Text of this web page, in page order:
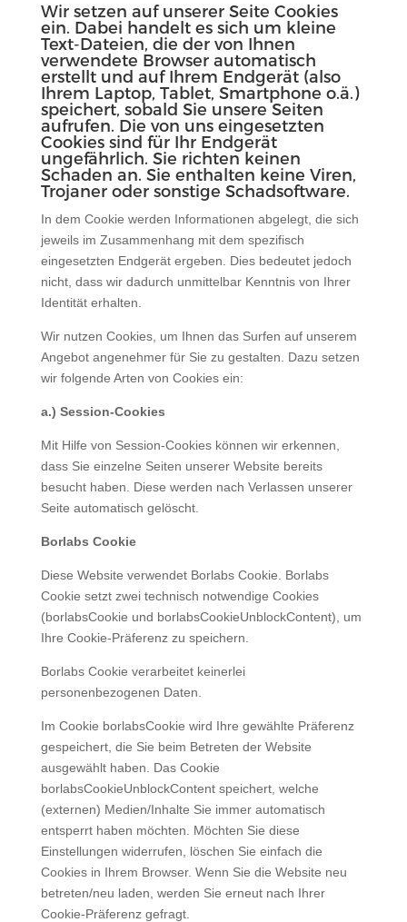
Wir setzen auf unserer Seite Cookies
ein. Dabei handelt es sich um kleine
Text-Dateien, die der von Ihnen
verwendete Browser automatisch
erstellt und auf Ihrem Endgerät (also
Ihrem Laptop, Tablet, Smartphone o.ä.)
speichert, sobald Sie unsere Seiten
aufrufen. Die von uns eingesetzten
Cookies sind für Ihr Endgerät
ungefährlich. Sie richten keinen
Schaden an. Sie enthalten keine Viren,
Trojaner oder sonstige Schadsoftware.
In dem Cookie werden Informationen abgelegt, die sich
jeweils im Zusammenhang mit dem spezifisch
eingesetzten Endgerät ergeben. Dies bedeutet jedoch
nicht, dass wir dadurch unmittelbar Kenntnis von Ihrer
Identität erhalten.
Wir nutzen Cookies, um Ihnen das Surfen auf unserem
Angebot angenehmer für Sie zu gestalten. Dazu setzen
wir folgende Arten von Cookies ein:
a.) Session-Cookies
Mit Hilfe von Session-Cookies können wir erkennen,
dass Sie einzelne Seiten unserer Website bereits
besucht haben. Diese werden nach Verlassen unserer
Seite automatisch gelöscht.
Borlabs Cookie
Diese Website verwendet Borlabs Cookie. Borlabs
Cookie setzt zwei technisch notwendige Cookies
(borlabsCookie und borlabsCookieUnblockContent), um
Ihre Cookie-Präferenz zu speichern.
Borlabs Cookie verarbeitet keinerlei
personenbezogenen Daten.
Im Cookie borlabsCookie wird Ihre gewählte Präferenz
gespeichert, die Sie beim Betreten der Website
ausgewählt haben. Das Cookie
borlabsCookieUnblockContent speichert, welche
(externen) Medien/Inhalte Sie immer automatisch
entsperrt haben möchten. Möchten Sie diese
Einstellungen widerrufen, löschen Sie einfach die
Cookies in Ihrem Browser. Wenn Sie die Website neu
betreten/neu laden, werden Sie erneut nach Ihrer
Cookie-Präferenz gefragt.